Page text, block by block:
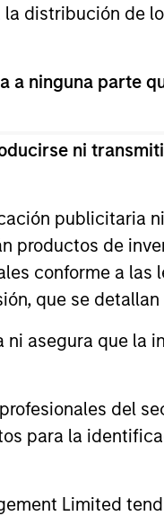
distribución de
a ninguna parte
ni
publicitaria
productos de
conforme a las
que se
asegura que la
del
para la
Limited
without
companies,
companies,
thematic